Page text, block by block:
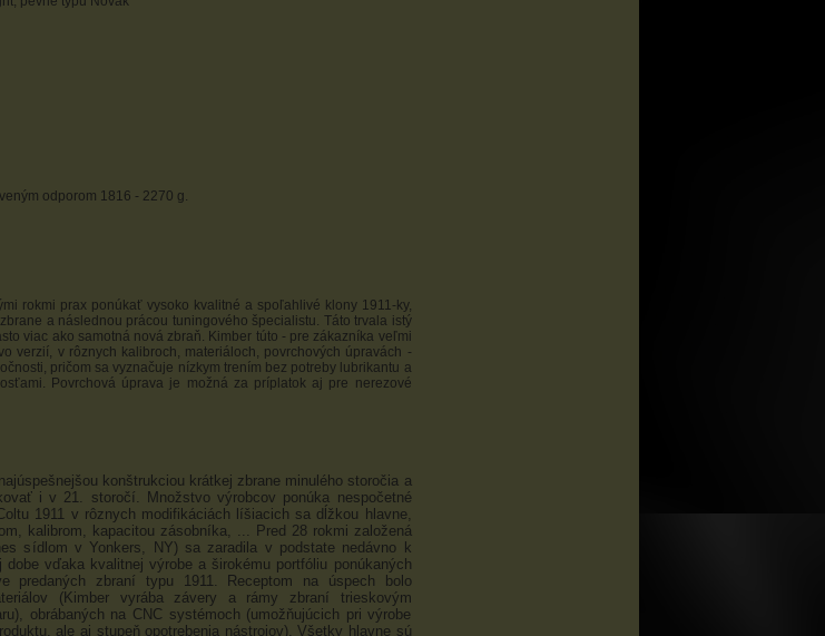
odporom 1816 - 2270 g.
rokmi prax ponúkať vysoko kvalitné a spoľahlivé klony 1911-ky,
a následnou prácou tuningového špecialistu. Táto trvala istý
viac ako samotná nová zbraň. Kimber túto - pre zákazníka veľmi
verzií, v rôznych kalibroch, materiáloch, povrchových úpravách -
pričom sa vyznačuje nízkym trením bez potreby lubrikantu a
Povrchová úprava je možná za príplatok aj pre nerezové
konštrukciou krátkej zbrane minulého storočia a
i v 21. storočí. Množstvo výrobcov ponúka nespočetné
1911 v rôznych modifikáciách líšiacich sa dĺžkou hlavne,
kalibrom, kapacitou zásobníka, ... Pred 28 rokmi založená
sídlom v Yonkers, NY) sa zaradila v podstate nedávno k
vďaka kvalitnej výrobe a širokému portfóliu ponúkaných
predaných zbraní typu 1911.
Receptom na úspech bolo
(Kimber vyrába závery a rámy zbraní trieskovým
obrábaných na CNC systémoch (umožňujúcich pri výrobe
ale aj stupeň opotrebenia nástrojov). Všetky hlavne sú